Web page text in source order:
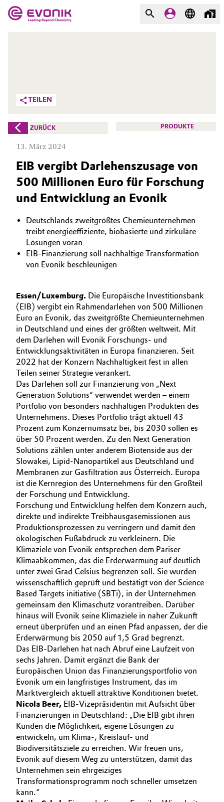
Aerospace
Animal Nutrition & Health
Automotive & Transportation
Battery
Building, Construction & Infrastructure
Catalysts
Chemical Industry
Circular Economy
Coatings, Paints & Printing
Composites
Consumer Goods & Lifestyle
Electronics & Telecommunications
Energy, Environment & Utilities
Food & Beverage
Green Hydrogen
Home Care & Cleaning
Industrial Manufacturing & Machinery
Lubricants & Lubricant Additives
Medical Devices
Metals & Mining
Oil & Gas, Petrochemicals
Personal Care & Beauty
Pharma & Biopharma
Plastics & Rubber
Pulp, Paper & Packaging
Chemistry
Was uns antreibt
Über Evonik
We go beyond
Innovation
BVB Partnerschaft
Geschichte
Struktur & Organisation
Vorstand
Aufsichtsrat
Struktur
Business Lines
Weltweite Standorte
ESHQ
Einkauf
Governance & Compliance
Allgemeine Verkaufs- und Lieferbedingungen
(AVB)
Business Lines
Karriere
Investor Relations
Medien
TEILEN
ZURÜCK PRODUKTE
13. März 2024
EIB vergibt Darlehenszusage von
500 Millionen Euro für Forschung
und Entwicklung an Evonik
Deutschlands zweitgrößtes Chemieunternehmen
treibt energieeffiziente, biobasierte und zirkuläre
Lösungen voran
EIB-Finanzierung soll nachhaltige Transformation
von Evonik beschleunigen
Essen/Luxemburg. Die Europäische Investitionsbank
(EIB) vergibt ein Rahmendarlehen von 500 Millionen
Euro an Evonik, das zweitgrößte Chemieunternehmen
in Deutschland und eines der größten weltweit. Mit
dem Darlehen will Evonik Forschungs- und
Entwicklungsaktivitäten in Europa finanzieren. Seit
2022 hat der Konzern Nachhaltigkeit fest in allen
Teilen seiner Strategie verankert.
Das Darlehen soll zur Finanzierung von „Next
Generation Solutions“ verwendet werden – einem
Portfolio von besonders nachhaltigen Produkten des
Unternehmens. Dieses Portfolio trägt aktuell 43
Prozent zum Konzernumsatz bei, bis 2030 sollen es
über 50 Prozent werden. Zu den Next Generation
Solutions zählen unter anderem Biotenside aus der
Slowakei, Lipid-Nanopartikel aus Deutschland und
Membranen zur Gasfiltration aus Österreich. Europa
ist die Kernregion des Unternehmens für den Großteil
der Forschung und Entwicklung.
Forschung und Entwicklung helfen dem Konzern auch,
direkte und indirekte Treibhausgasemissionen aus
Produktionsprozessen zu verringern und damit den
ökologischen Fußabdruck zu verkleinern. Die
Klimaziele von Evonik entsprechen dem Pariser
Klimaabkommen, das die Erderwärmung auf deutlich
unter zwei Grad Celsius begrenzen soll. Sie wurden
wissenschaftlich geprüft und bestätigt von der Science
Based Targets initiative (SBTi), in der Unternehmen
gemeinsam den Klimaschutz vorantreiben. Darüber
hinaus will Evonik seine Klimaziele in naher Zukunft
erneut überprüfen und an einen Pfad anpassen, der die
Erderwärmung bis 2050 auf 1,5 Grad begrenzt.
Das EIB-Darlehen hat nach Abruf eine Laufzeit von
sechs Jahren. Damit ergänzt die Bank der
Europäischen Union das Finanzierungsportfolio von
Evonik um ein langfristiges Instrument, das im
Marktvergleich aktuell attraktive Konditionen bietet.
Nicola Beer, EIB-Vizepräsidentin mit Aufsicht über
Finanzierungen in Deutschland: „Die EIB gibt ihren
Kunden die Möglichkeit, eigene Lösungen zu
entwickeln, um Klima-, Kreislauf- und
Biodiversitätsziele zu erreichen. Wir freuen uns,
Evonik auf diesem Weg zu unterstützen, damit das
Unternehmen sein ehrgeiziges
Transformationsprogramm noch schneller umsetzen
kann.“